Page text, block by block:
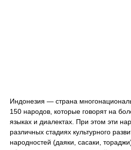
Индонезия — страна
150 народов, которые говорят на
языках и диалектах. При этом эти
различных стадиях культурного
народностей (даяки, сасаки,